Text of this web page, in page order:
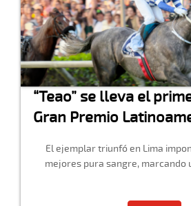
“Teao” se lleva el
Gran Premio
El ejemplar triunfó en Lima
mejores pura sangre, marcando